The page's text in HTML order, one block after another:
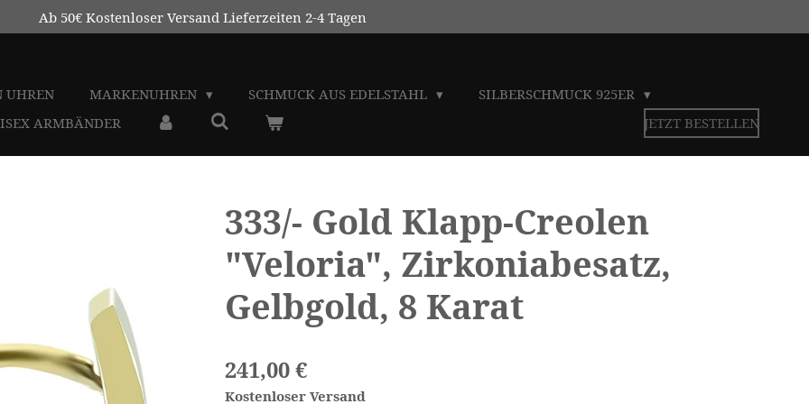
Ab 50€ Kostenloser Versand Lieferzeiten 2-4 Tagen
UHREN MARKENUHREN SCHMUCK AUS EDELSTAHL
SILBERSCHMUCK 925ER
ARMBÄNDER JETZT BESTELLEN
333/- Gold Klapp-Creolen
"Veloria", Zirkoniabesatz,
Gelbgold, 8 Karat
241,00 €
Kostenloser Versand